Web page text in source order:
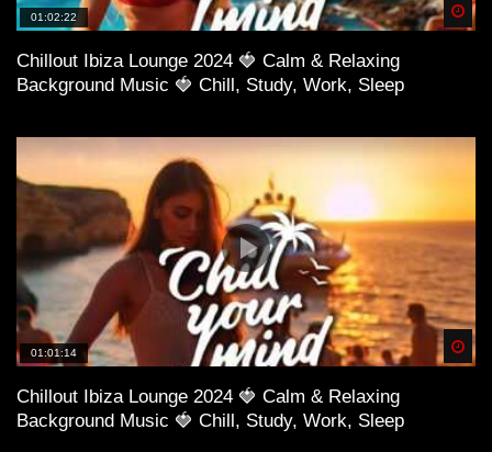
01:02:22
Chillout Ibiza Lounge 2024 🍓 Calm & Relaxing
Background Music 🍓 Chill, Study, Work, Sleep
01:01:14
Chillout Ibiza Lounge 2024 🍓 Calm & Relaxing
Background Music 🍓 Chill, Study, Work, Sleep